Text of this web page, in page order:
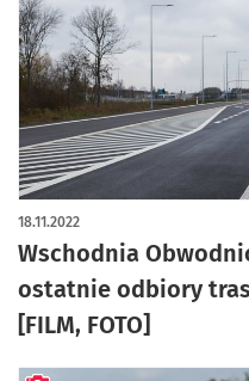
Wschodnia
ostatnie odbiory
[FILM, FOTO]
18.11.2022